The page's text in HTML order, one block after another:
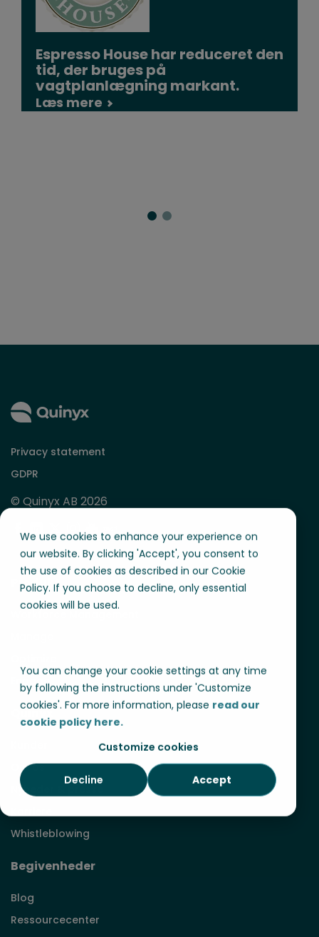
We use cookies to enhance your experience on
our website. By clicking 'Accept', you consent to
the use of cookies as described in our Cookie
Policy. If you choose to decline, only essential
cookies will be used.
You can change your cookie settings at any time
by following the instructions under 'Customize
cookies'. For more information, please read our
cookie policy here.
Customize cookies
Accept
Decline
Espresso House har reduceret den
tid, der bruges på
vagtplanlægning markant.
Læs mere
Privacy statement
GDPR
© Quinyx AB 2026
Produkt
Engage
Quinyx
Om os
Nyheder & presse
Whistleblowing
Begivenheder
Blog
Ressourcecenter